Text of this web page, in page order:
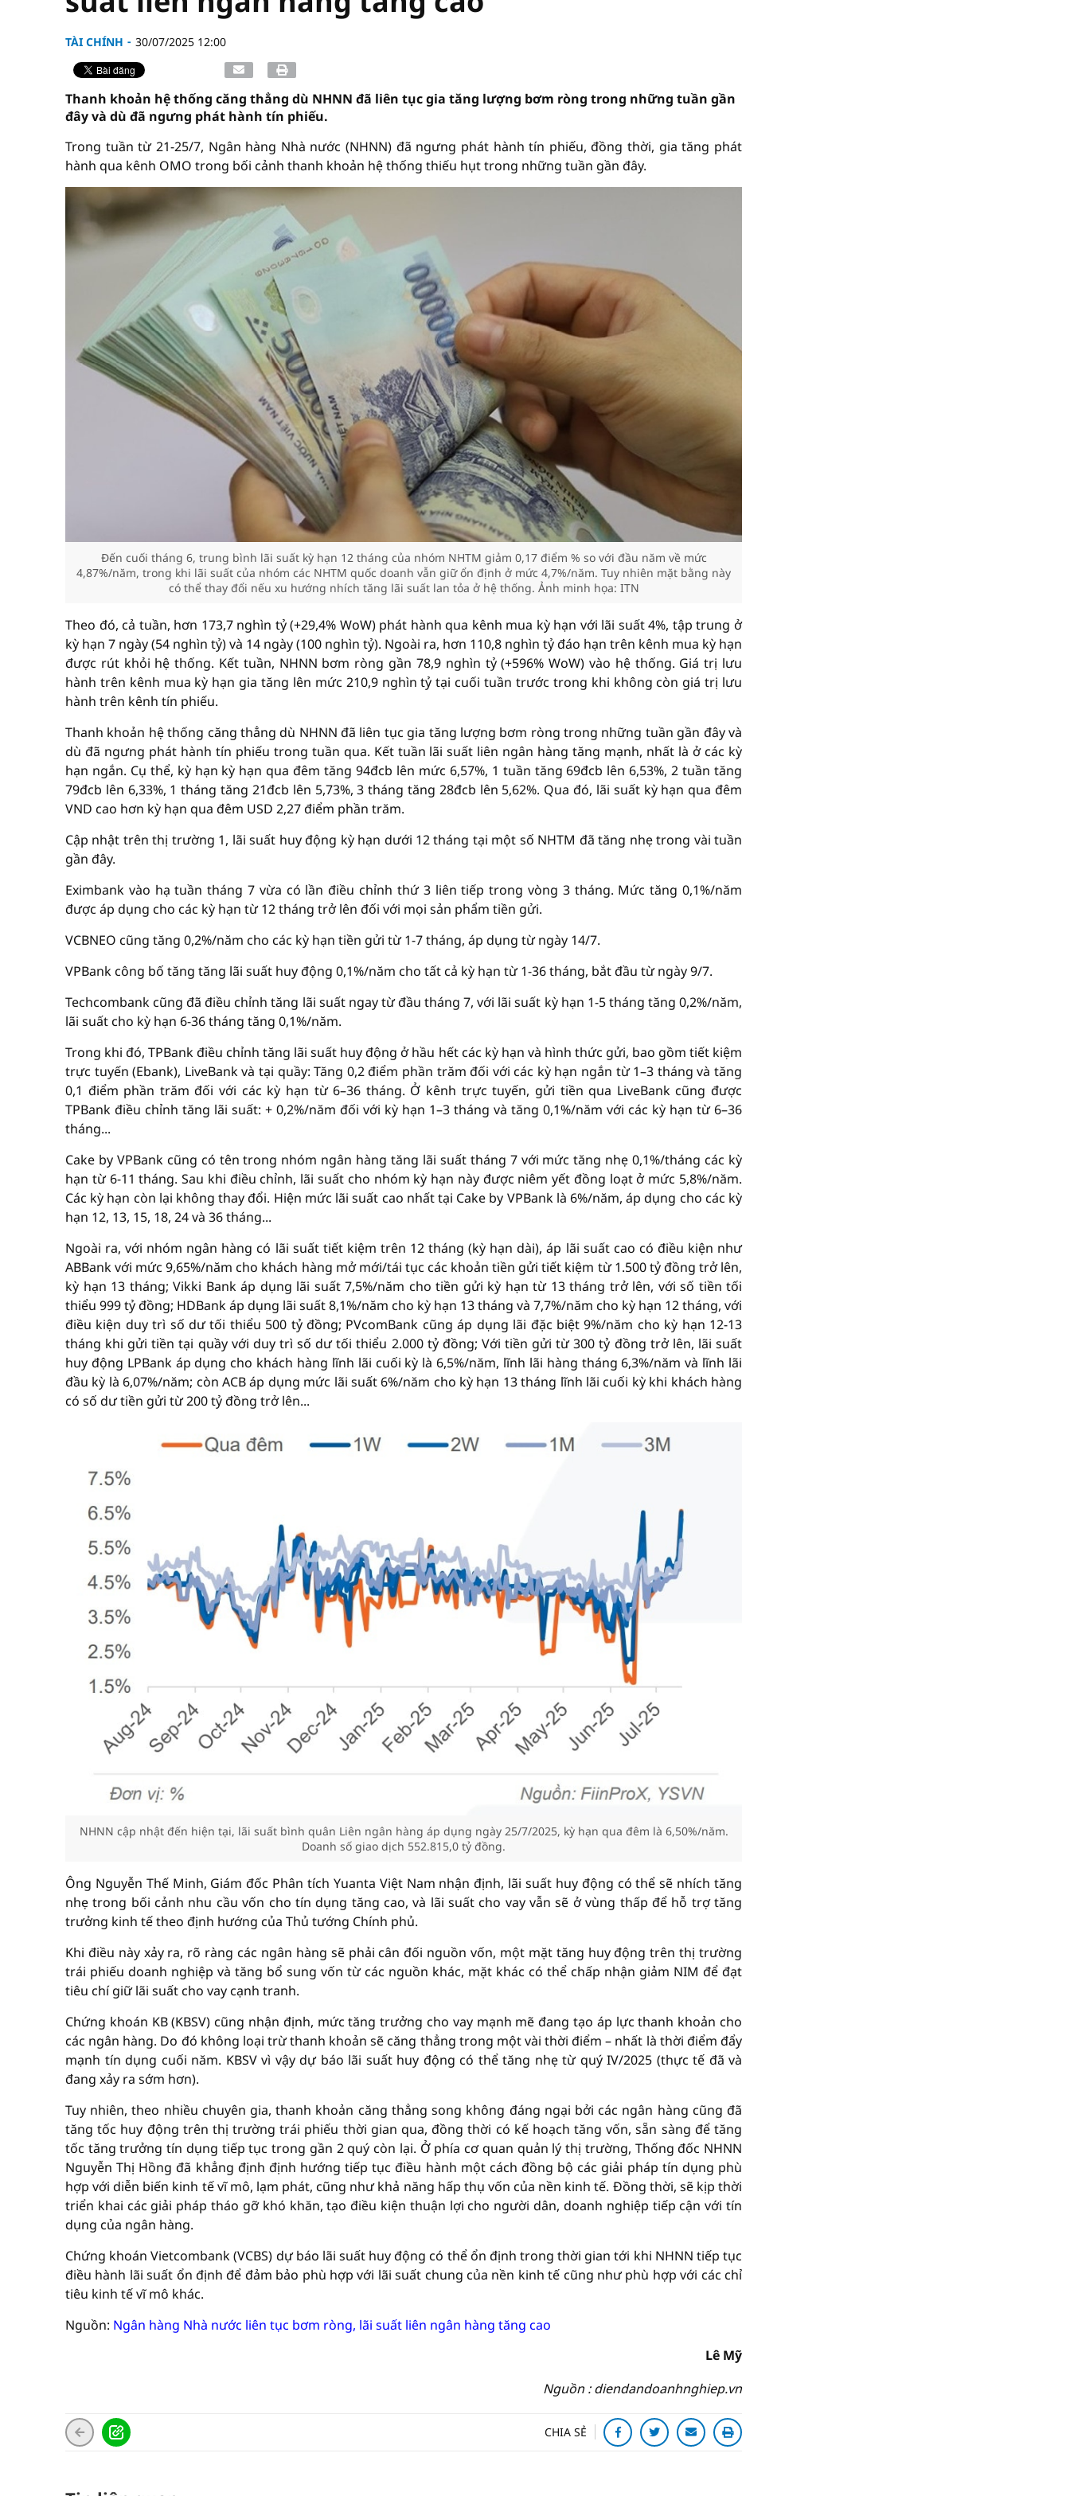
TÀI CHÍNH 30/07/2025 12:00
Thanh khoản hệ thống căng thẳng dù NHNN đã liên tục gia tăng lượng bơm ròng trong những tuần gần
đây và dù đã ngưng phát hành tín phiếu.
Trong tuần từ 21-25/7, Ngân hàng Nhà nước (NHNN) đã ngưng phát hành tín phiếu, đồng thời, gia tăng phát
hành qua kênh OMO trong bối cảnh thanh khoản hệ thống thiếu hụt trong những tuần gần đây.
Đến cuối tháng 6, trung bình lãi suất kỳ hạn 12 tháng của nhóm NHTM giảm 0,17 điểm % so với đầu năm về mức
4,87%/năm, trong khi lãi suất của nhóm các NHTM quốc doanh vẫn giữ ổn định ở mức 4,7%/năm. Tuy nhiên mặt bằng này
có thể thay đổi nếu xu hướng nhích tăng lãi suất lan tỏa ở hệ thống. Ảnh minh họa: ITN
Theo đó, cả tuần, hơn 173,7 nghìn tỷ (+29,4% WoW) phát hành qua kênh mua kỳ hạn với lãi suất 4%, tập trung ở
kỳ hạn 7 ngày (54 nghìn tỷ) và 14 ngày (100 nghìn tỷ). Ngoài ra, hơn 110,8 nghìn tỷ đáo hạn trên kênh mua kỳ hạn
được rút khỏi hệ thống. Kết tuần, NHNN bơm ròng gần 78,9 nghìn tỷ (+596% WoW) vào hệ thống. Giá trị lưu
hành trên kênh mua kỳ hạn gia tăng lên mức 210,9 nghìn tỷ tại cuối tuần trước trong khi không còn giá trị lưu
hành trên kênh tín phiếu.
Thanh khoản hệ thống căng thẳng dù NHNN đã liên tục gia tăng lượng bơm ròng trong những tuần gần đây và
dù đã ngưng phát hành tín phiếu trong tuần qua. Kết tuần lãi suất liên ngân hàng tăng mạnh, nhất là ở các kỳ
hạn ngắn. Cụ thể, kỳ hạn kỳ hạn qua đêm tăng 94đcb lên mức 6,57%, 1 tuần tăng 69đcb lên 6,53%, 2 tuần tăng
79đcb lên 6,33%, 1 tháng tăng 21đcb lên 5,73%, 3 tháng tăng 28đcb lên 5,62%. Qua đó, lãi suất kỳ hạn qua đêm
VND cao hơn kỳ hạn qua đêm USD 2,27 điểm phần trăm.
Cập nhật trên thị trường 1, lãi suất huy động kỳ hạn dưới 12 tháng tại một số NHTM đã tăng nhẹ trong vài tuần
gần đây.
Eximbank vào hạ tuần tháng 7 vừa có lần điều chỉnh thứ 3 liên tiếp trong vòng 3 tháng. Mức tăng 0,1%/năm
được áp dụng cho các kỳ hạn từ 12 tháng trở lên đối với mọi sản phẩm tiền gửi.
VCBNEO cũng tăng 0,2%/năm cho các kỳ hạn tiền gửi từ 1-7 tháng, áp dụng từ ngày 14/7.
VPBank công bố tăng tăng lãi suất huy động 0,1%/năm cho tất cả kỳ hạn từ 1-36 tháng, bắt đầu từ ngày 9/7.
Techcombank cũng đã điều chỉnh tăng lãi suất ngay từ đầu tháng 7, với lãi suất kỳ hạn 1-5 tháng tăng 0,2%/năm,
lãi suất cho kỳ hạn 6-36 tháng tăng 0,1%/năm.
Trong khi đó, TPBank điều chỉnh tăng lãi suất huy động ở hầu hết các kỳ hạn và hình thức gửi, bao gồm tiết kiệm
trực tuyến (Ebank), LiveBank và tại quầy: Tăng 0,2 điểm phần trăm đối với các kỳ hạn ngắn từ 1–3 tháng và tăng
0,1 điểm phần trăm đối với các kỳ hạn từ 6–36 tháng. Ở kênh trực tuyến, gửi tiền qua LiveBank cũng được
TPBank điều chỉnh tăng lãi suất: + 0,2%/năm đối với kỳ hạn 1–3 tháng và tăng 0,1%/năm với các kỳ hạn từ 6–36
tháng...
Cake by VPBank cũng có tên trong nhóm ngân hàng tăng lãi suất tháng 7 với mức tăng nhẹ 0,1%/tháng các kỳ
hạn từ 6-11 tháng. Sau khi điều chỉnh, lãi suất cho nhóm kỳ hạn này được niêm yết đồng loạt ở mức 5,8%/năm.
Các kỳ hạn còn lại không thay đổi. Hiện mức lãi suất cao nhất tại Cake by VPBank là 6%/năm, áp dụng cho các kỳ
hạn 12, 13, 15, 18, 24 và 36 tháng...
Ngoài ra, với nhóm ngân hàng có lãi suất tiết kiệm trên 12 tháng (kỳ hạn dài), áp lãi suất cao có điều kiện như
ABBank với mức 9,65%/năm cho khách hàng mở mới/tái tục các khoản tiền gửi tiết kiệm từ 1.500 tỷ đồng trở lên,
kỳ hạn 13 tháng; Vikki Bank áp dụng lãi suất 7,5%/năm cho tiền gửi kỳ hạn từ 13 tháng trở lên, với số tiền tối
thiểu 999 tỷ đồng; HDBank áp dụng lãi suất 8,1%/năm cho kỳ hạn 13 tháng và 7,7%/năm cho kỳ hạn 12 tháng, với
điều kiện duy trì số dư tối thiểu 500 tỷ đồng; PVcomBank cũng áp dụng lãi đặc biệt 9%/năm cho kỳ hạn 12-13
tháng khi gửi tiền tại quầy với duy trì số dư tối thiểu 2.000 tỷ đồng; Với tiền gửi từ 300 tỷ đồng trở lên, lãi suất
huy động LPBank áp dụng cho khách hàng lĩnh lãi cuối kỳ là 6,5%/năm, lĩnh lãi hàng tháng 6,3%/năm và lĩnh lãi
đầu kỳ là 6,07%/năm; còn ACB áp dụng mức lãi suất 6%/năm cho kỳ hạn 13 tháng lĩnh lãi cuối kỳ khi khách hàng
có số dư tiền gửi từ 200 tỷ đồng trở lên...
NHNN cập nhật đến hiện tại, lãi suất bình quân Liên ngân hàng áp dụng ngày 25/7/2025, kỳ hạn qua đêm là 6,50%/năm.
Doanh số giao dịch 552.815,0 tỷ đồng.
Ông Nguyễn Thế Minh, Giám đốc Phân tích Yuanta Việt Nam nhận định, lãi suất huy động có thể sẽ nhích tăng
nhẹ trong bối cảnh nhu cầu vốn cho tín dụng tăng cao, và lãi suất cho vay vẫn sẽ ở vùng thấp để hỗ trợ tăng
trưởng kinh tế theo định hướng của Thủ tướng Chính phủ.
Khi điều này xảy ra, rõ ràng các ngân hàng sẽ phải cân đối nguồn vốn, một mặt tăng huy động trên thị trường
trái phiếu doanh nghiệp và tăng bổ sung vốn từ các nguồn khác, mặt khác có thể chấp nhận giảm NIM để đạt
tiêu chí giữ lãi suất cho vay cạnh tranh.
Chứng khoán KB (KBSV) cũng nhận định, mức tăng trưởng cho vay mạnh mẽ đang tạo áp lực thanh khoản cho
các ngân hàng. Do đó không loại trừ thanh khoản sẽ căng thẳng trong một vài thời điểm – nhất là thời điểm đẩy
mạnh tín dụng cuối năm. KBSV vì vậy dự báo lãi suất huy động có thể tăng nhẹ từ quý IV/2025 (thực tế đã và
đang xảy ra sớm hơn).
Tuy nhiên, theo nhiều chuyên gia, thanh khoản căng thẳng song không đáng ngại bởi các ngân hàng cũng đã
tăng tốc huy động trên thị trường trái phiếu thời gian qua, đồng thời có kế hoạch tăng vốn, sẵn sàng để tăng
tốc tăng trưởng tín dụng tiếp tục trong gần 2 quý còn lại. Ở phía cơ quan quản lý thị trường, Thống đốc NHNN
Nguyễn Thị Hồng đã khẳng định định hướng tiếp tục điều hành một cách đồng bộ các giải pháp tín dụng phù
hợp với diễn biến kinh tế vĩ mô, lạm phát, cũng như khả năng hấp thụ vốn của nền kinh tế. Đồng thời, sẽ kịp thời
triển khai các giải pháp tháo gỡ khó khăn, tạo điều kiện thuận lợi cho người dân, doanh nghiệp tiếp cận với tín
dụng của ngân hàng.
Chứng khoán Vietcombank (VCBS) dự báo lãi suất huy động có thể ổn định trong thời gian tới khi NHNN tiếp tục
điều hành lãi suất ổn định để đảm bảo phù hợp với lãi suất chung của nền kinh tế cũng như phù hợp với các chỉ
tiêu kinh tế vĩ mô khác.
Nguồn: Ngân hàng Nhà nước liên tục bơm ròng, lãi suất liên ngân hàng tăng cao
Lê Mỹ
Nguồn : diendandoanhnghiep.vn
CHIA SẺ